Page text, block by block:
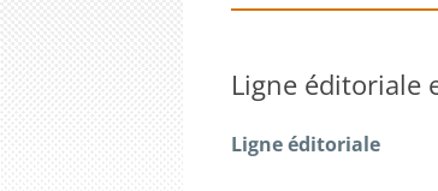
Ligne éditoriale
Ligne éditoriale